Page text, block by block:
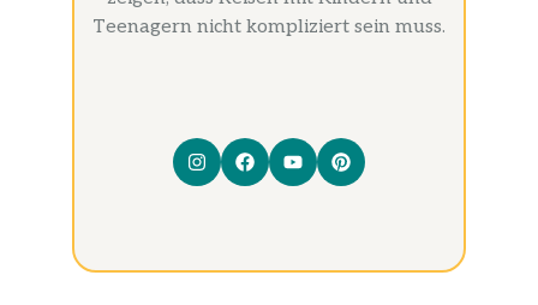
Teenagern nicht kompliziert sein muss.